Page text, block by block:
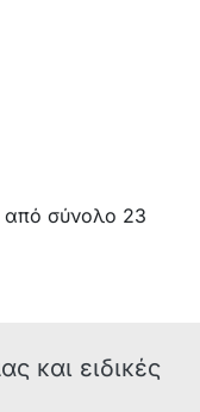
από σύνολο 23
και ειδικές